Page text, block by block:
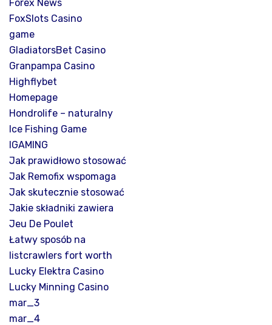
Forex News
FoxSlots Casino
game
GladiatorsBet Casino
Granpampa Casino
Highflybet
Homepage
Hondrolife – naturalny
Ice Fishing Game
IGAMING
Jak prawidłowo stosować
Jak Remofix wspomaga
Jak skutecznie stosować
Jakie składniki zawiera
Jeu De Poulet
Łatwy sposób na
listcrawlers fort worth
Lucky Elektra Casino
Lucky Minning Casino
mar_3
mar_4